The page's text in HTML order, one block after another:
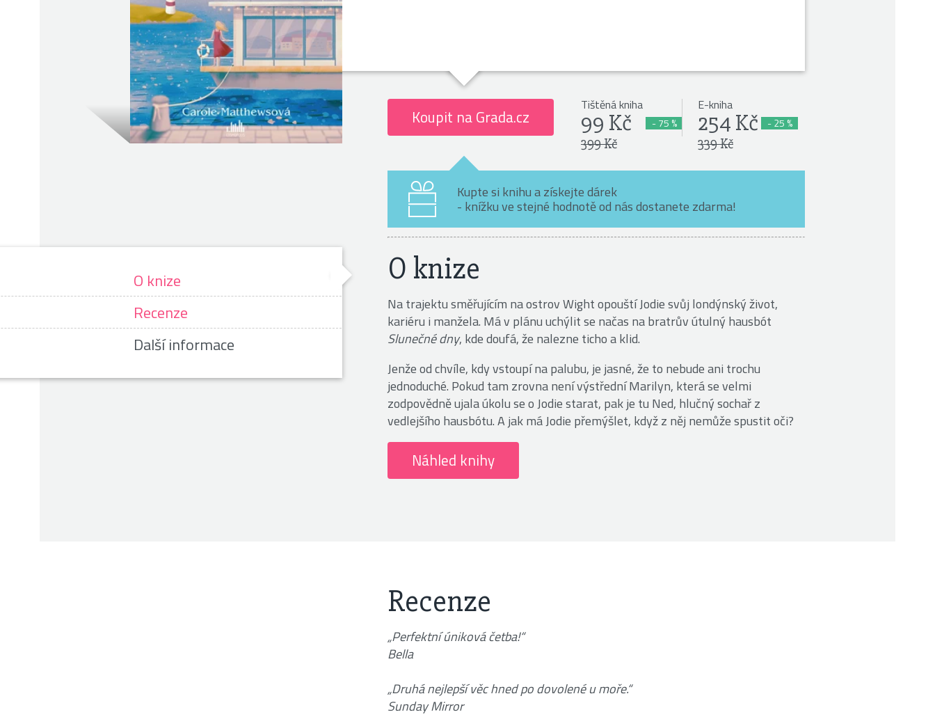
Koupit na Grada.cz
Tištěná kniha
99 Kč
399 Kč
- 75 %
E-kniha
254 Kč
339 Kč
- 25 %
Kupte si knihu a získejte dárek
- knížku ve stejné hodnotě od nás dostanete zdarma!
O knize
Recenze
Další informace
O knize
Na trajektu směřujícím na ostrov Wight opouští Jodie svůj londýnský život,
kariéru i manžela. Má v plánu uchýlit se načas na bratrův útulný hausbót
Slunečné dny, kde doufá, že nalezne ticho a klid.
Jenže od chvíle, kdy vstoupí na palubu, je jasné, že to nebude ani trochu
jednoduché. Pokud tam zrovna není výstřední Marilyn, která se velmi
zodpovědně ujala úkolu se o Jodie starat, pak je tu Ned, hlučný sochař z
vedlejšího hausbótu. A jak má Jodie přemýšlet, když z něj nemůže spustit oči?
Náhled knihy
Recenze
„Perfektní úniková četba!“
Bella
„Druhá nejlepší věc hned po dovolené u moře.“
Sunday Mirror